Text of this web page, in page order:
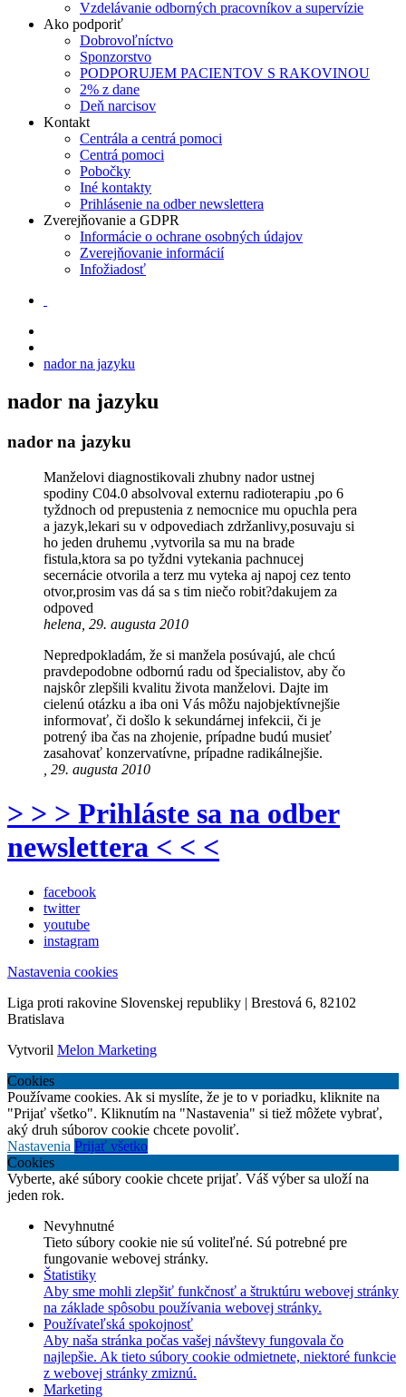
Vzdelávanie odborných pracovníkov a supervízie
Ako podporiť
Dobrovoľníctvo
Sponzorstvo
PODPORUJEM PACIENTOV S RAKOVINOU
2% z dane
Deň narcisov
Kontakt
Centrála a centrá pomoci
Centrá pomoci
Pobočky
Iné kontakty
Prihlásenie na odber newslettera
Zverejňovanie a GDPR
Informácie o ochrane osobných údajov
Zverejňovanie informácií
Infožiadosť
nador na jazyku
nador na jazyku
nador na jazyku
Manželovi diagnostikovali zhubny nador ustnej
spodiny C04.0 absolvoval externu radioterapiu ,po 6
tyždnoch od prepustenia z nemocnice mu opuchla pera
a jazyk,lekari su v odpovediach zdržanlivy,posuvaju si
ho jeden druhemu ,vytvorila sa mu na brade
fistula,ktora sa po tyždni vytekania pachnucej
secernácie otvorila a terz mu vyteka aj napoj cez tento
otvor,prosim vas dá sa s tim niečo robit?dakujem za
odpoved
helena, 29. augusta 2010
Nepredpokladám, že si manžela posúvajú, ale chcú
pravdepodobne odbornú radu od špecialistov, aby čo
najskôr zlepšili kvalitu života manželovi. Dajte im
cielenú otázku a iba oni Vás môžu najobjektívnejšie
informovať, či došlo k sekundárnej infekcii, či je
potrený iba čas na zhojenie, prípadne budú musieť
zasahovať konzervatívne, prípadne radikálnejšie.
, 29. augusta 2010
> > > Prihláste sa na odber
newslettera < < <
facebook
twitter
youtube
instagram
Nastavenia cookies
Liga proti rakovine Slovenskej republiky | Brestová 6, 82102
Bratislava
Vytvoril Melon Marketing
Cookies
Používame cookies. Ak si myslíte, že je to v poriadku, kliknite na
"Prijať všetko". Kliknutím na "Nastavenia" si tiež môžete vybrať,
aký druh súborov cookie chcete povoliť.
Nastavenia Prijať všetko
Cookies
Vyberte, aké súbory cookie chcete prijať. Váš výber sa uloží na
jeden rok.
Nevyhnutné
Tieto súbory cookie nie sú voliteľné. Sú potrebné pre
fungovanie webovej stránky.
Štatistiky
Aby sme mohli zlepšiť funkčnosť a štruktúru webovej stránky
na základe spôsobu používania webovej stránky.
Používateľská spokojnosť
Aby naša stránka počas vašej návštevy fungovala čo
najlepšie. Ak tieto súbory cookie odmietnete, niektoré funkcie
z webovej stránky zmiznú.
Marketing